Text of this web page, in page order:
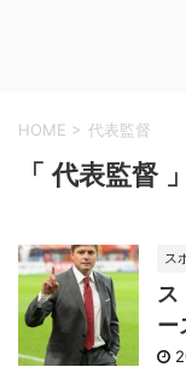
HOME > 代表監督
「 代表監督
ス
ス
ー